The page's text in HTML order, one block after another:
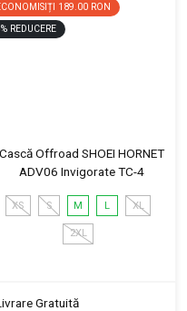
189.00 RON
% REDUCERE
Cască Offroad SHOEI HORNET
ADV06 Invigorate TC-4
XS S M L XL
2XL
Gratuită